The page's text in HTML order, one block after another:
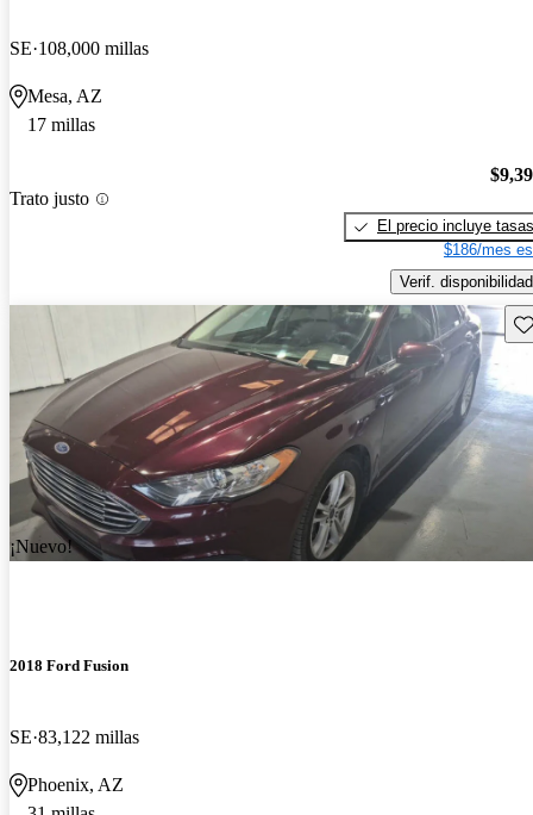
SE 108,000 millas
Mesa, AZ
17 millas
Trato justo
El precio incluye tasas
$186/mes
Verif. disponibilidad
¡Nuevo!
2018 Ford Fusion
SE 83,122 millas
Phoenix, AZ